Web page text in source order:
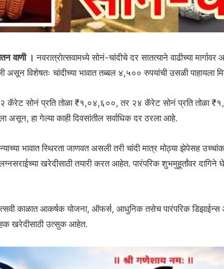
वाणी ।नवरात्रोत्सवामध्ये सोनं-चांदीचे दर सातत्याने वाढीच्या
असून विशेषतः चांदीच्या भावात तब्बल ४,५०० रुपयांची उसळी पाहायला
कॅरेट सोनं प्रति तोळा ₹१,०४,६००, तर २४ कॅरेट सोनं प्रति तोळा
असून, हा गेल्या काही दिवसांतील सर्वाधिक दर ठरला आहे.
भावात स्थिरता जाणवत असली तरी चांदी मात्र मोठ्या झेपेसह
खरेदीसाठी तयारी करत आहेत. पारंपरिक शुभमुहूर्तांवर दागिने
काळात आकर्षक योजना, ऑफर्स, आधुनिक तसेच पारंपरिक
खरेदीसाठी उत्सुक आहेत.